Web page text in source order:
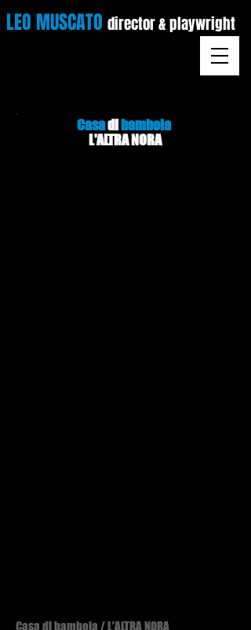
LEO MUSCATO director &playwright
Casadibambola
L'ALTRA NORA
Casa di bambola / L'ALTRA NORA